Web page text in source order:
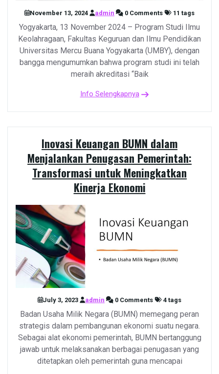
November 13, 2024 admin 0 Comments 11 tags
Yogyakarta, 13 November 2024 – Program Studi Ilmu
Keolahragaan, Fakultas Keguruan dan Ilmu Pendidikan
Universitas Mercu Buana Yogyakarta (UMBY), dengan
bangga mengumumkan bahwa program studi ini telah
meraih akreditasi “Baik
Info Selengkapnya
Inovasi Keuangan BUMN dalam
Menjalankan Penugasan Pemerintah:
Transformasi untuk Meningkatkan
Kinerja Ekonomi
July 3, 2023 admin 0 Comments 4 tags
Badan Usaha Milik Negara (BUMN) memegang peran
strategis dalam pembangunan ekonomi suatu negara.
Sebagai alat ekonomi pemerintah, BUMN bertanggung
jawab untuk melaksanakan berbagai penugasan yang
ditetapkan oleh pemerintah guna mencapai